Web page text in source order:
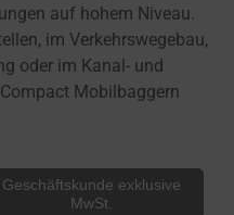
auf hohem Niveau.
im Verkehrswegebau,
oder im Kanal- und
Mobilbaggern
Geschäftskunde exklusive
MwSt.